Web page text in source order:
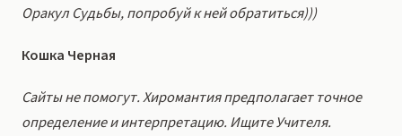
Оракул Судьбы, попробуй к ней обратиться)))
Кошка Черная
Сайты не помогут. Хиромантия предполагает точное
определение и интерпретацию. Ищите Учителя.